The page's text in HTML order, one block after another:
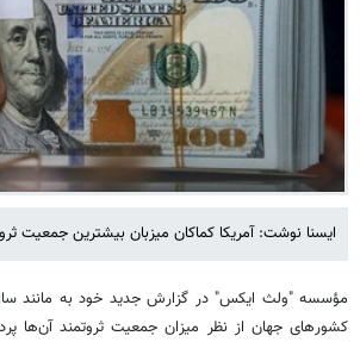
ایسنا نوشت: آمریکا کماکان میزبان بیشترین جمعیت
مؤسسه "ولث ایکس" در گزارش جدید خود به مانند
کشورهای جهان از نظر میزان جمعیت ثروتمند آن‌ها